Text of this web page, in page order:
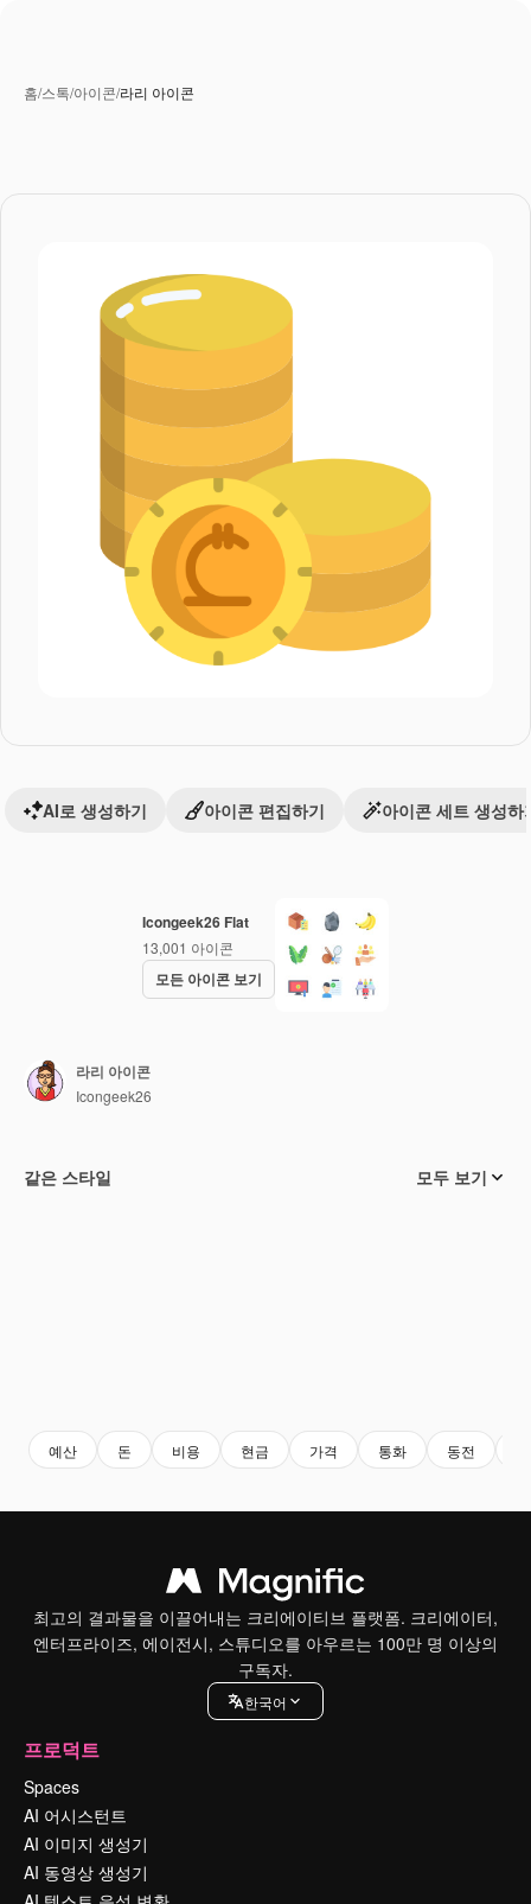
홈/스톡/아이콘/라리 아이콘
Icongeek26 Flat
13,001 아이콘
모든 아이콘 보기
AI로 생성하기 아이콘 편집하기 아이콘 세트 생성하
라리 아이콘
Icongeek26
같은 스타일 모두 보기
예산 돈 비용 현금 가격 통화 동전
최고의 결과물을 이끌어내는 크리에이티브 플랫폼. 크리에이터,
엔터프라이즈, 에이전시, 스튜디오를 아우르는 100만 명 이상의
구독자.
한국어
프로덕트
Spaces
AI 어시스턴트
AI 이미지 생성기
AI 동영상 생성기